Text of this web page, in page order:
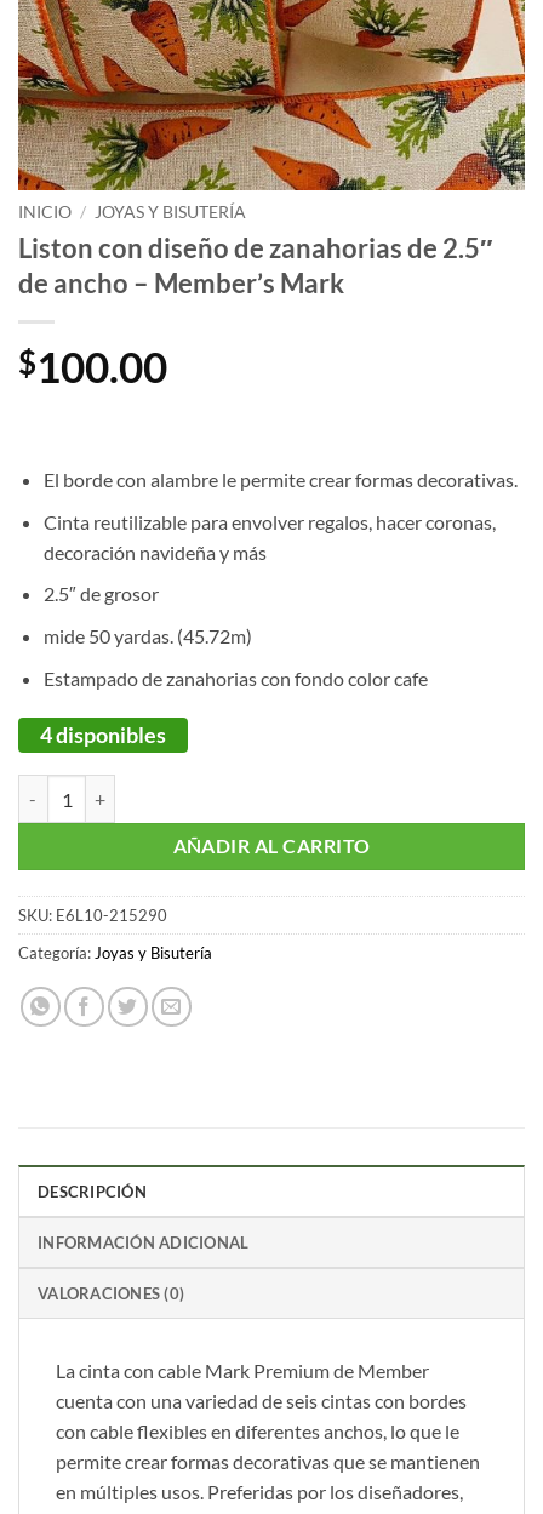
INICIO / JOYAS Y BISUTERÍA
Liston con diseño de zanahorias de 2.5″
de ancho – Member’s Mark
$100.00
El borde con alambre le permite crear formas decorativas.
Cinta reutilizable para envolver regalos, hacer coronas,
decoración navideña y más
2.5″ de grosor
mide 50 yardas. (45.72m)
Estampado de zanahorias con fondo color cafe
4 disponibles
AÑADIR AL CARRITO
SKU: E6L10-215290
Categoría:Joyas y Bisutería
DESCRIPCIÓN
INFORMACIÓN ADICIONAL
VALORACIONES (0)
La cinta con cable Mark Premium de Member
cuenta con una variedad de seis cintas con bordes
con cable flexibles en diferentes anchos, lo que le
permite crear formas decorativas que se mantienen
en múltiples usos. Preferidas por los diseñadores,